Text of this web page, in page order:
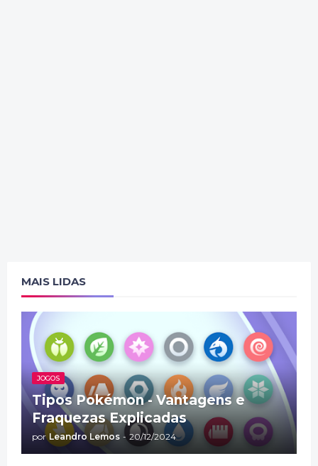
MAIS LIDAS
JOGOS
Tipos Pokémon - Vantagens e
Fraquezas Explicadas
por Leandro Lemos - 20/12/2024